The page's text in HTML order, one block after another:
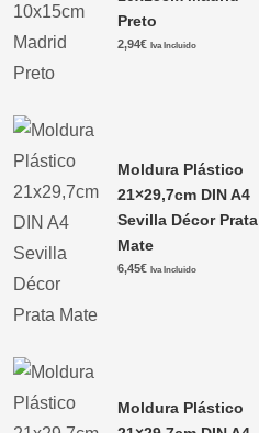
Preto
2,94€ Iva Incluido
Moldura Plástico
21×29,7cm DIN A4
Sevilla Décor Prata
Mate
6,45€ Iva Incluido
Moldura Plástico